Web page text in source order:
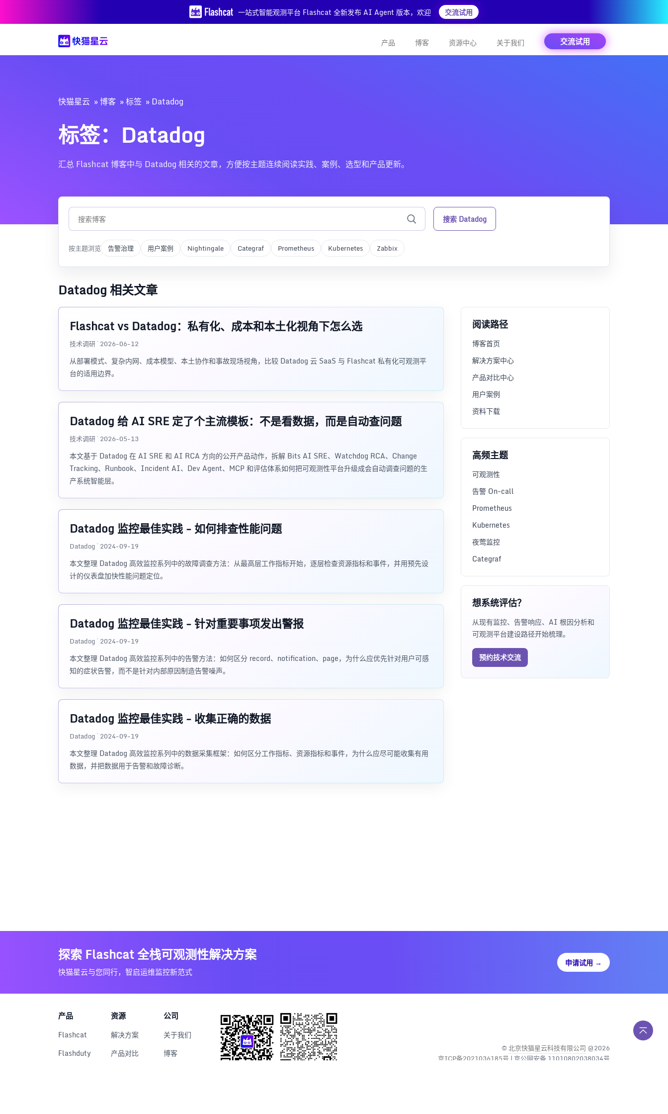
一站式智能观测平台 Flashcat 全新发布 AI Agent 版本，欢迎 交流试用
产品 博客 资源中心 关于我们 交流试用
快猫星云 博客 标签 Datadog
标签：Datadog
汇总 Flashcat 博客中与 Datadog 相关的文章，方便按主题连续阅读实践、案例、选型和产品更新。
搜索 Datadog
按主题浏览 告警治理 用户案例 Nightingale Categraf Prometheus Kubernetes Zabbix
Datadog 相关文章
Flashcat vs Datadog：私有化、成本和本土化视角下怎么选
技术调研 · 2026-06-12
从部署模式、复杂内网、成本模型、本土协作和事故现场视角，比较 Datadog 云 SaaS 与 Flashcat 私有化可观测平
台的适用边界。
Datadog 给 AI SRE 定了个主流模板：不是看数据，而是自动查问题
技术调研 · 2026-05-13
本文基于 Datadog 在 AI SRE 和 AI RCA 方向的公开产品动作，拆解 Bits AI SRE、Watchdog RCA、Change
Tracking、Runbook、Incident AI、Dev Agent、MCP 和评估体系如何把可观测性平台升级成会自动调查问题的生
产系统智能层。
Datadog 监控最佳实践 - 如何排查性能问题
Datadog · 2024-09-19
本文整理 Datadog 高效监控系列中的故障调查方法：从最高层工作指标开始，逐层检查资源指标和事件，并用预先设
计的仪表盘加快性能问题定位。
Datadog 监控最佳实践 - 针对重要事项发出警报
Datadog · 2024-09-19
本文整理 Datadog 高效监控系列中的告警方法：如何区分 record、notification、page，为什么应优先针对用户可感
知的症状告警，而不是针对内部原因制造告警噪声。
Datadog 监控最佳实践 - 收集正确的数据
Datadog · 2024-09-19
本文整理 Datadog 高效监控系列中的数据采集框架：如何区分工作指标、资源指标和事件，为什么应尽可能收集有用
数据，并把数据用于告警和故障诊断。
阅读路径
博客首页
解决方案中心
产品对比中心
用户案例
资料下载
高频主题
可观测性
告警 On-call
Prometheus
Kubernetes
夜莺监控
Categraf
想系统评估？
从现有监控、告警响应、AI 根因分析和
可观测平台建设路径开始梳理。
预约技术交流
探索 Flashcat 全栈可观测性解决方案
快猫星云与您同行，智启运维监控新范式
申请试用 →
产品
Flashcat
Flashduty
资源
解决方案
产品对比
公司
关于我们
博客
©北京快猫星云科技有限公司 @2026
京ICP备2021036185号 | 京公网安备 11010802038034号